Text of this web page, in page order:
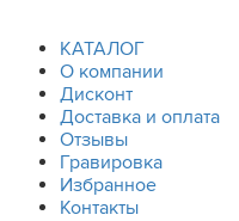
КАТАЛОГ
О компании
Дисконт
Доставка и оплата
Отзывы
Гравировка
Избранное
Контакты